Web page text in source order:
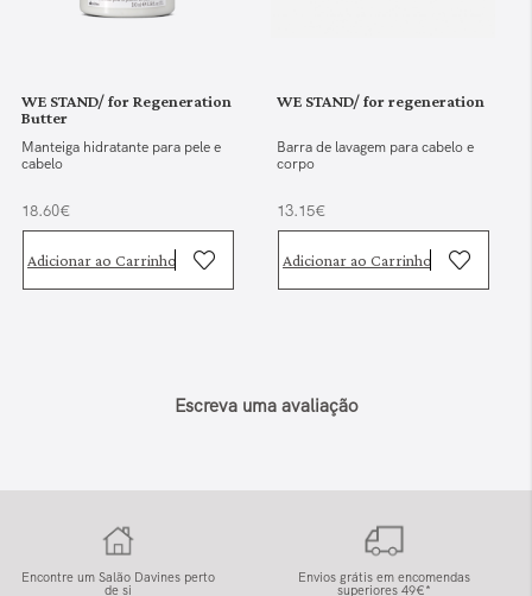
WE STAND/ for Regeneration
Butter
Manteiga hidratante para pele e
cabelo
18.60€
Adicionar ao Carrinho
WE STAND/ for regeneration
Barra de lavagem para cabelo e
corpo
13.15€
Adicionar ao Carrinho
Escreva uma avaliação
Encontre um Salão Davines perto
de si
Envios grátis em encomendas
superiores 49€*